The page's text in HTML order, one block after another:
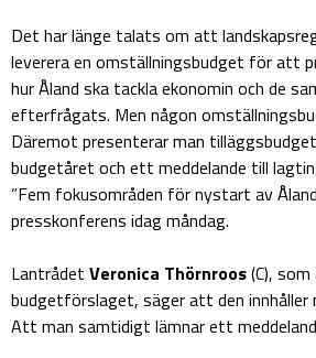
Det har länge talats om att
leverera en omställningsbudget för att
hur Åland ska tackla ekonomin och de
efterfrågats. Men någon
Däremot presenterar man
budgetåret och ett meddelande till
”Fem fokusområden för nystart av
presskonferens idag måndag.
Lantrådet Veronica Thörnroos(C),
budgetförslaget, säger att den innhåller
Att man samtidigt lämnar ett